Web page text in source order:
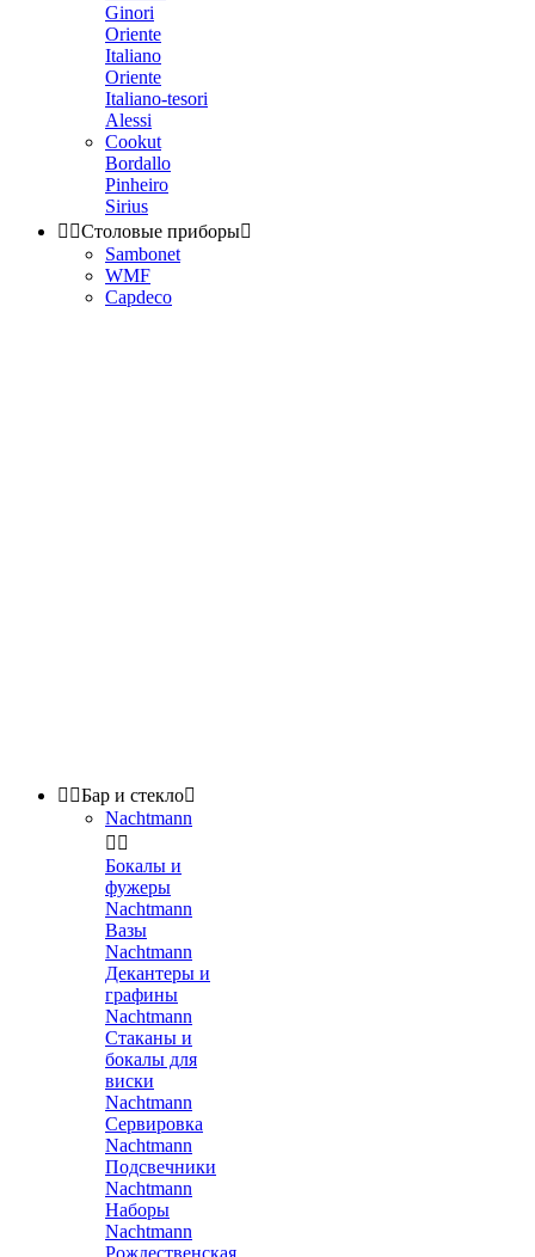
Ginori
Oriente
Italiano
Oriente
Italiano-tesori
Alessi
Cookut
Bordallo
Pinheiro
Sirius
 Столовые приборы
Sambonet
WMF
Capdeco
 Бар и стекло
Nachtmann
 
Бокалы и
фужеры
Nachtmann
Вазы
Nachtmann
Декантеры и
графины
Nachtmann
Стаканы и
бокалы для
виски
Nachtmann
Сервировка
Nachtmann
Подсвечники
Nachtmann
Наборы
Nachtmann
Рождественская